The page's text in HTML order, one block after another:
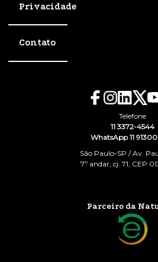
Privacidade
Contato
Telefone
11 3372-4544
WhatsApp 11
São Paulo-SP / Av.
7º andar, cj. 71, CEP
Parceiro da